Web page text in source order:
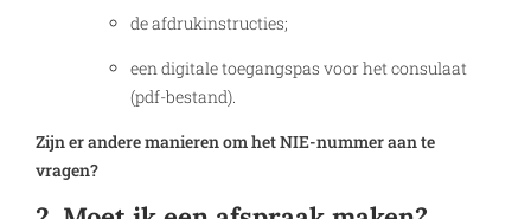
de afdrukinstructies;
een digitale toegangspas voor het consulaat
(pdf-bestand).
Zijn er andere manieren om het NIE-nummer aan te
vragen?